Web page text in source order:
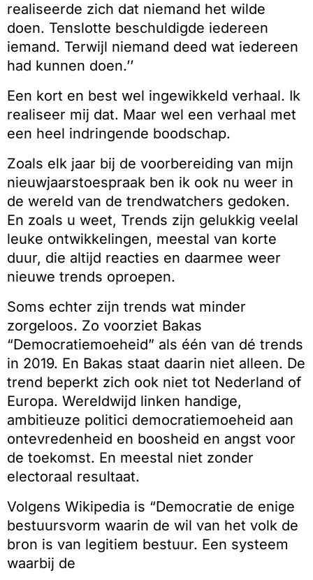
realiseerde zich dat niemand het wilde
doen. Tenslotte beschuldigde iedereen
iemand. Terwijl niemand deed wat iedereen
had kunnen doen.’’
Een kort en best wel ingewikkeld verhaal. Ik
realiseer mij dat. Maar wel een verhaal met
een heel indringende boodschap.
Zoals elk jaar bij de voorbereiding van mijn
nieuwjaarstoespraak ben ik ook nu weer in
de wereld van de trendwatchers gedoken.
En zoals u weet, Trends zijn gelukkig veelal
leuke ontwikkelingen, meestal van korte
duur, die altijd reacties en daarmee weer
nieuwe trends oproepen.
Soms echter zijn trends wat minder
zorgeloos. Zo voorziet Bakas
“Democratiemoeheid” als één van dé trends
in 2019. En Bakas staat daarin niet alleen. De
trend beperkt zich ook niet tot Nederland of
Europa. Wereldwijd linken handige,
ambitieuze politici democratiemoeheid aan
ontevredenheid en boosheid en angst voor
de toekomst. En meestal niet zonder
electoraal resultaat.
Volgens Wikipedia is “Democratie de enige
bestuursvorm waarin de wil van het volk de
bron is van legitiem bestuur. Een systeem
waarbij de